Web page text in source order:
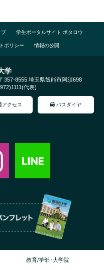
プ 学生ポータルサイト ポタロウ
ポリシー 情報の公開
学
357-8555 埼玉県飯能市阿須698
代表)
アクセス バスダイヤ
教育/学部･大学院